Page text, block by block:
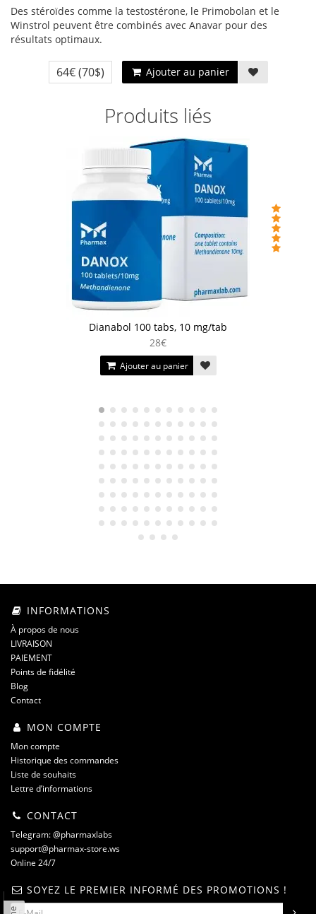
Des stéroïdes comme la testostérone, le Primobolan et le
Winstrol peuvent être combinés avec Anavar pour des
résultats optimaux.
64€(70$) Ajouter au panier
Produits liés
Dianabol 100 tabs, 10 mg/tab
28€
Ajouter au panier
INFORMATIONS
À propos de nous
LIVRAISON
PAIEMENT
Points de fidélité
Blog
Contact
MON COMPTE
Mon compte
Historique des commandes
Liste de souhaits
Lettre d’informations
CONTACT
Telegram: @pharmaxlabs
support@pharmax-store.ws
Online 24/7
SOYEZ LE PREMIER INFORMÉ DES PROMOTIONS !